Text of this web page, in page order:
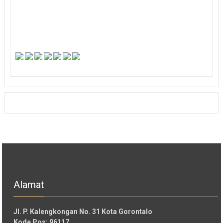
Alamat
Jl. P. Kalengkongan No. 31 Kota Gorontalo